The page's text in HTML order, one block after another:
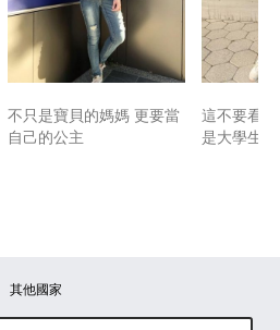
不只是寶貝的媽媽 更要當
自己的公主
這不要看
是大學生
其他國家